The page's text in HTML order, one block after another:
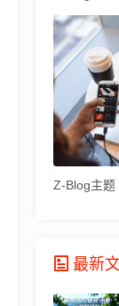
最新